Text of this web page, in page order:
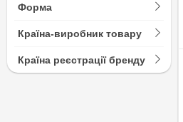
Форма
Країна-виробник товару
Країна реєстрації бренду